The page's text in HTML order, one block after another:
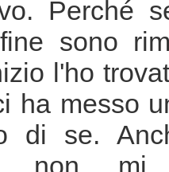
Perché
sono
l'ho
ha messo
di se.
non